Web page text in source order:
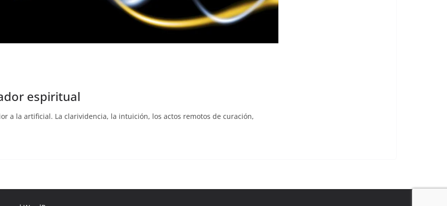
espiritual
a la artificial. La clarividencia, la intuición, los actos remotos de curación,